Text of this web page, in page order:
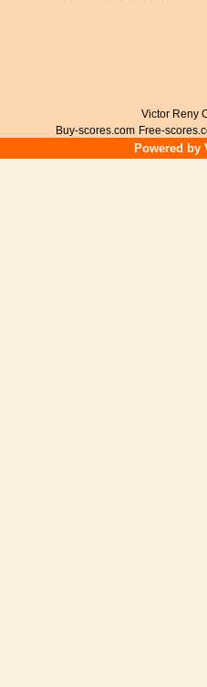
Victor Reny
Buy-scores.com Free-
Powered by